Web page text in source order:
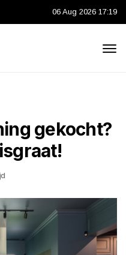
06 Aug 2026 17:19
gekocht?